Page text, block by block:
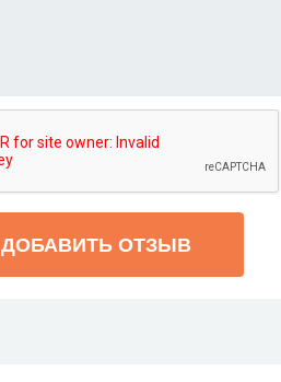
ДОБАВИТЬ ОТЗЫВ